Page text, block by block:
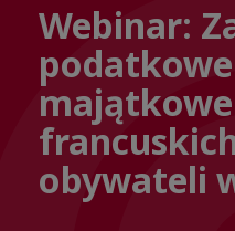
Webinar:
majątkowe
obywateli